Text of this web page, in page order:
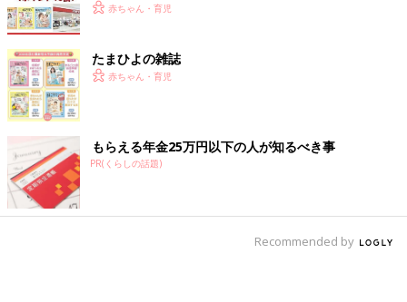
赤ちゃん・育児
たまひよの雑誌
赤ちゃん・育児
もらえる年金25万円以下の人が知るべき事
PR(くらしの話題)
Recommended by